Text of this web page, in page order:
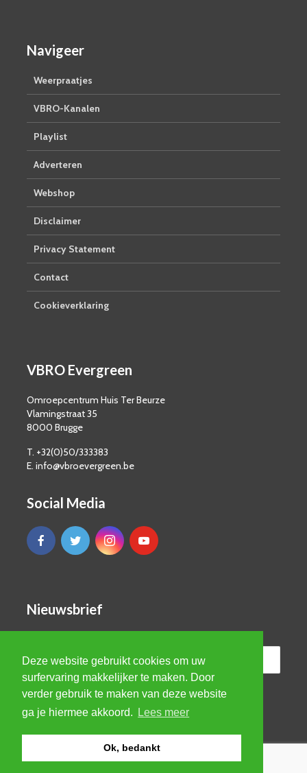
Deze website gebruikt cookies om uw
surfervaring makkelijker te maken. Door
verder gebruik te maken van deze website
ga je hiermee akkoord.
Lees meer
Ok, bedankt
Navigeer
Weerpraatjes
VBRO-Kanalen
Playlist
Adverteren
Webshop
Disclaimer
Privacy Statement
Contact
Cookieverklaring
VBRO Evergreen
Omroepcentrum Huis Ter Beurze
Vlamingstraat 35
8000 Brugge
T. +32(0)50/333383
E. info@vbroevergreen.be
Social Media
Nieuwsbrief
© VBRO Evergreen 2026